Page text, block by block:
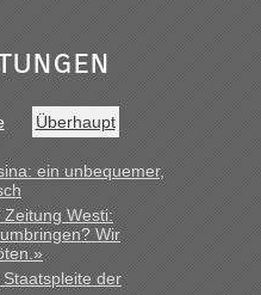
den Grenzen Ukraine/
10 h Wartezeit. Wollen
Überhaupt
ein unbequemer,
Westi:
Wir
der